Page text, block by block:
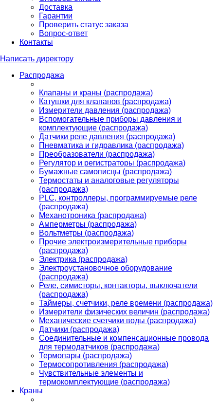
Доставка
Гарантии
Проверить статус заказа
Вопрос-ответ
Контакты
Написать директору
Распродажа
Клапаны и краны (распродажа)
Катушки для клапанов (распродажа)
Измерители давления (распродажа)
Вспомогательные приборы давления и
комплектующие (распродажа)
Датчики реле давления (распродажа)
Пневматика и гидравлика (распродажа)
Преобразователи (распродажа)
Регулятор и регистраторы (распродажа)
Бумажные самописцы (распродажа)
Термостаты и аналоговые регуляторы
(распродажа)
PLС, контроллеры, программируемые реле
(распродажа)
Механотроника (распродажа)
Амперметры (распродажа)
Вольтметры (распродажа)
Прочие электроизмерительные приборы
(распродажа)
Электрика (распродажа)
Электроустановочное оборудование
(распродажа)
Реле, симисторы, контакторы, выключатели
(распродажа)
Таймеры, счетчики, реле времени (распродажа)
Измерители физических величин (распродажа)
Механические счетчики воды (распродажа)
Датчики (распродажа)
Соединительные и компенсационные провода
для термодатчиков (распродажа)
Термопары (распродажа)
Термосопротивления (распродажа)
Чувствительные элементы и
термокомплектующие (распродажа)
Краны